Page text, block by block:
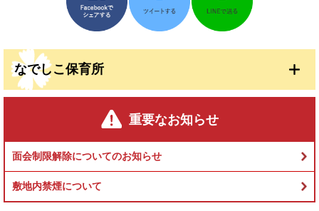
なでしこ保育所
重要なお知らせ
面会制限解除についてのお知らせ
敷地内禁煙について